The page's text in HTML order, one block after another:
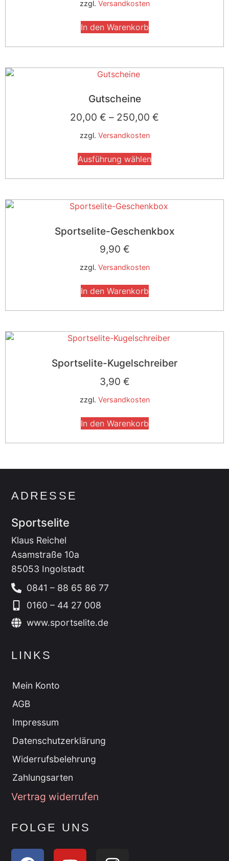
zzgl. Versandkosten
In den Warenkorb
Gutscheine
20,00 € – 250,00 €
zzgl. Versandkosten
Ausführung wählen
Sportselite-Geschenkbox
9,90 €
zzgl. Versandkosten
In den Warenkorb
Sportselite-Kugelschreiber
3,90 €
zzgl. Versandkosten
In den Warenkorb
ADRESSE
Sportselite
Klaus Reichel
Asamstraße 10a
85053 Ingolstadt
0841 – 88 65 86 77
0160 – 44 27 008
www.sportselite.de
LINKS
Mein Konto
AGB
Impressum
Datenschutzerklärung
Widerrufsbelehrung
Zahlungsarten
Vertrag widerrufen
FOLGE UNS